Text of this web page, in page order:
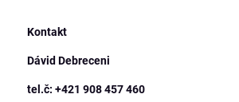
Kontakt
Dávid Debreceni
tel.č: +421 908 457 460